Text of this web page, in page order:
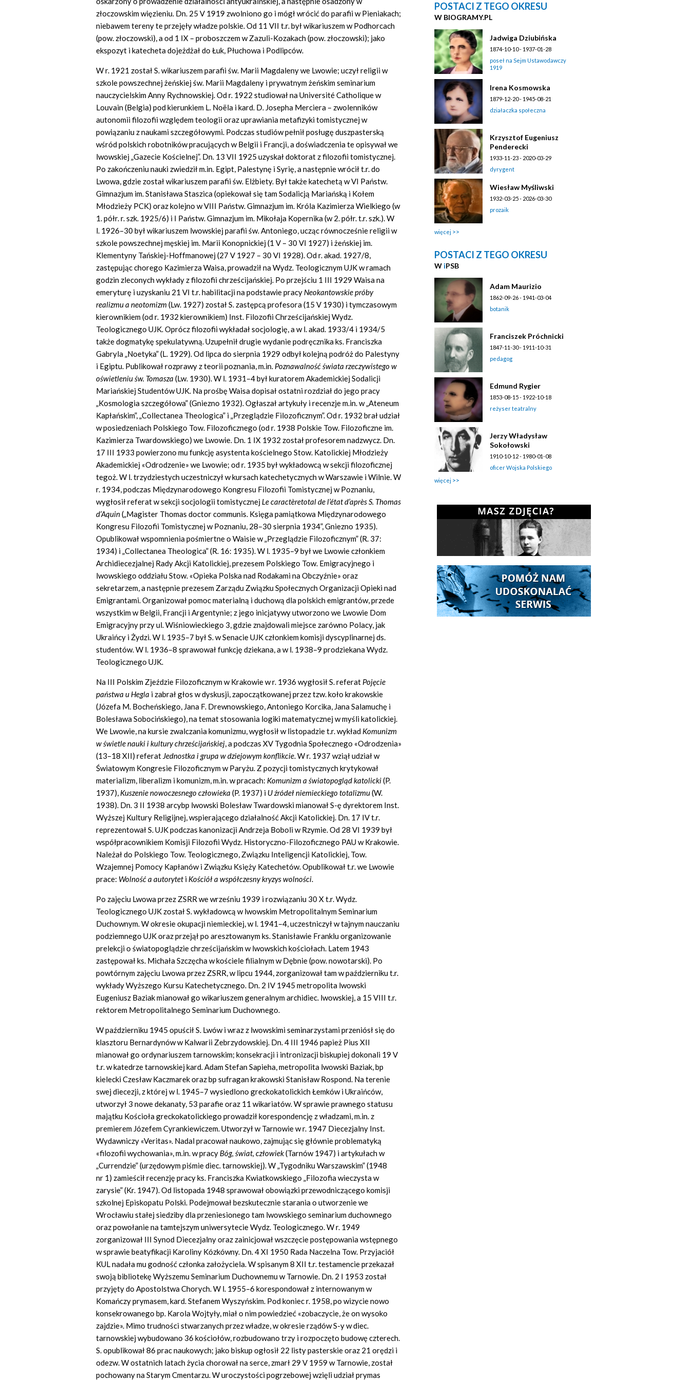
złoczowskim więzieniu. Dn. 25 V 1919 zwolniono go i mógł wrócić do parafii w Pieniakach;
niebawem tereny te przejęły władze polskie. Od 11 VII t.r. był wikariuszem w Podhorcach
(pow. złoczowski), a od 1 IX – proboszczem w Zazuli-Kozakach (pow. złoczowski); jako
ekspozyt i katecheta dojeżdżał do Łuk, Płuchowa i Podlipców.
W r. 1921 został S. wikariuszem parafii św. Marii Magdaleny we Lwowie; uczył religii w
szkole powszechnej żeńskiej św. Marii Magdaleny i prywatnym żeńskim seminarium
nauczycielskim Anny Rychnowskiej. Od r. 1922 studiował na Université Catholique w
Louvain (Belgia) pod kierunkiem L. Noëla i kard. D. Josepha Merciera – zwolenników
autonomii filozofii względem teologii oraz uprawiania metafizyki tomistycznej w
powiązaniu z naukami szczegółowymi. Podczas studiów pełnił posługę duszpasterską
wśród polskich robotników pracujących w Belgii i Francji, a doświadczenia te opisywał we
lwowskiej „Gazecie Kościelnej”. Dn. 13 VII 1925 uzyskał doktorat z filozofii tomistycznej.
Po zakończeniu nauki zwiedził m.in. Egipt, Palestynę i Syrię, a następnie wrócił t.r. do
Lwowa, gdzie został wikariuszem parafii św. Elżbiety. Był także katechetą w VI Państw.
Gimnazjum im. Stanisława Staszica (opiekował się tam Sodalicją Mariańską i Kołem
Młodzieży PCK) oraz kolejno w VIII Państw. Gimnazjum im. Króla Kazimierza Wielkiego (w
1. półr. r. szk. 1925/6) i I Państw. Gimnazjum im. Mikołaja Kopernika (w 2. półr. t.r. szk.). W
l. 1926–30 był wikariuszem lwowskiej parafii św. Antoniego, ucząc równocześnie religii w
szkole powszechnej męskiej im. Marii Konopnickiej (1 V – 30 VI 1927) i żeńskiej im.
Klementyny Tańskiej-Hoffmanowej (27 V 1927 – 30 VI 1928). Od r. akad. 1927/8,
zastępując chorego Kazimierza Waisa, prowadził na Wydz. Teologicznym UJK w ramach
godzin zleconych wykłady z filozofii chrześcijańskiej. Po przejściu 1 III 1929 Waisa na
emeryturę i uzyskaniu 21 VI t.r. habilitacji na podstawie pracy Neokantowskie próby
realizmu a neotomizm (Lw. 1927) został S. zastępcą profesora (15 V 1930) i tymczasowym
kierownikiem (od r. 1932 kierownikiem) Inst. Filozofii Chrześcijańskiej Wydz.
Teologicznego UJK. Oprócz filozofii wykładał socjologię, a w l. akad. 1933/4 i 1934/5
także dogmatykę spekulatywną. Uzupełnił drugie wydanie podręcznika ks. Franciszka
Gabryla „Noetyka” (L. 1929). Od lipca do sierpnia 1929 odbył kolejną podróż do Palestyny
i Egiptu. Publikował rozprawy z teorii poznania, m.in. Poznawalność świata rzeczywistego w
oświetleniu św. Tomasza (Lw. 1930). W l. 1931–4 był kuratorem Akademickiej Sodalicji
Mariańskiej Studentów UJK. Na prośbę Waisa dopisał ostatni rozdział do jego pracy
„Kosmologia szczegółowa” (Gniezno 1932). Ogłaszał artykuły i recenzje m.in. w „Ateneum
Kapłańskim”, „Collectanea Theologica” i „Przeglądzie Filozoficznym”. Od r. 1932 brał udział
w posiedzeniach Polskiego Tow. Filozoficznego (od r. 1938 Polskie Tow. Filozoficzne im.
Kazimierza Twardowskiego) we Lwowie. Dn. 1 IX 1932 został profesorem nadzwycz. Dn.
17 III 1933 powierzono mu funkcję asystenta kościelnego Stow. Katolickiej Młodzieży
Akademickiej «Odrodzenie» we Lwowie; od r. 1935 był wykładowcą w sekcji filozoficznej
tegoż. W l. trzydziestych uczestniczył w kursach katechetycznych w Warszawie i Wilnie. W
r. 1934, podczas Międzynarodowego Kongresu Filozofii Tomistycznej w Poznaniu,
wygłosił referat w sekcji socjologii tomistycznej Le caractèretotal de l’état d’après S. Thomas
d’Aquin(„Magister Thomas doctor communis. Księga pamiątkowa Międzynarodowego
Kongresu Filozofii Tomistycznej w Poznaniu, 28–30 sierpnia 1934”, Gniezno 1935).
Opublikował wspomnienia pośmiertne o Waisie w „Przeglądzie Filozoficznym” (R. 37:
1934) i „Collectanea Theologica” (R. 16: 1935). W l. 1935–9 był we Lwowie członkiem
Archidiecezjalnej Rady Akcji Katolickiej, prezesem Polskiego Tow. Emigracyjnego i
lwowskiego oddziału Stow. «Opieka Polska nad Rodakami na Obczyźnie» oraz
sekretarzem, a następnie prezesem Zarządu Związku Społecznych Organizacji Opieki nad
Emigrantami. Organizował pomoc materialną i duchową dla polskich emigrantów, przede
wszystkim w Belgii, Francji i Argentynie; z jego inicjatywy utworzono we Lwowie Dom
Emigracyjny przy ul. Wiśniowieckiego 3, gdzie znajdowali miejsce zarówno Polacy, jak
Ukraińcy i Żydzi. W l. 1935–7 był S. w Senacie UJK członkiem komisji dyscyplinarnej ds.
studentów. W l. 1936–8 sprawował funkcję dziekana, a w l. 1938–9 prodziekana Wydz.
Teologicznego UJK.
Na III Polskim Zjeździe Filozoficznym w Krakowie w r. 1936 wygłosił S. referat Pojęcie
państwa u Hegla i zabrał głos w dyskusji, zapoczątkowanej przez tzw. koło krakowskie
(Józefa M. Bocheńskiego, Jana F. Drewnowskiego, Antoniego Korcika, Jana Salamuchę i
Bolesława Sobocińskiego), na temat stosowania logiki matematycznej w myśli katolickiej.
We Lwowie, na kursie zwalczania komunizmu, wygłosił w listopadzie t.r. wykład Komunizm
w świetle nauki i kultury chrześcijańskiej, a podczas XV Tygodnia Społecznego «Odrodzenia»
(13–18 XII) referat Jednostka i grupa w dziejowym konflikcie. W r. 1937 wziął udział w
Światowym Kongresie Filozoficznym w Paryżu. Z pozycji tomistycznych krytykował
materializm, liberalizm i komunizm, m.in. w pracach: Komunizm a światopogląd katolicki(P.
1937), Kuszenie nowoczesnego człowieka (P. 1937) i U źródeł niemieckiego totalizmu(W.
1938). Dn. 3 II 1938 arcybp lwowski Bolesław Twardowski mianował S-ę dyrektorem Inst.
Wyższej Kultury Religijnej, wspierającego działalność Akcji Katolickiej. Dn. 17 IV t.r.
reprezentował S. UJK podczas kanonizacji Andrzeja Boboli w Rzymie. Od 28 VI 1939 był
współpracownikiem Komisji Filozofii Wydz. Historyczno-Filozoficznego PAU w Krakowie.
Należał do Polskiego Tow. Teologicznego, Związku Inteligencji Katolickiej, Tow.
Wzajemnej Pomocy Kapłanów i Związku Księży Katechetów. Opublikował t.r. we Lwowie
prace: Wolność a autoryteti Kościół a współczesny kryzys wolności.
Po zajęciu Lwowa przez ZSRR we wrześniu 1939 i rozwiązaniu 30 X t.r. Wydz.
Teologicznego UJK został S. wykładowcą w lwowskim Metropolitalnym Seminarium
Duchownym. W okresie okupacji niemieckiej, w l. 1941–4, uczestniczył w tajnym nauczaniu
podziemnego UJK oraz przejął po aresztowanym ks. Stanisławie Franklu organizowanie
prelekcji o światopoglądzie chrześcijańskim w lwowskich kościołach. Latem 1943
zastępował ks. Michała Szczęcha w kościele filialnym w Dębnie (pow. nowotarski). Po
powtórnym zajęciu Lwowa przez ZSRR, w lipcu 1944, zorganizował tam w październiku t.r.
wykłady Wyższego Kursu Katechetycznego. Dn. 2 IV 1945 metropolita lwowski
Eugeniusz Baziak mianował go wikariuszem generalnym archidiec. lwowskiej, a 15 VIII t.r.
rektorem Metropolitalnego Seminarium Duchownego.
W październiku 1945 opuścił S. Lwów i wraz z lwowskimi seminarzystami przeniósł się do
klasztoru Bernardynów w Kalwarii Zebrzydowskiej. Dn. 4 III 1946 papież Pius XII
mianował go ordynariuszem tarnowskim; konsekracji i intronizacji biskupiej dokonali 19 V
t.r. w katedrze tarnowskiej kard. Adam Stefan Sapieha, metropolita lwowski Baziak, bp
kielecki Czesław Kaczmarek oraz bp sufragan krakowski Stanisław Rospond. Na terenie
swej diecezji, z której w l. 1945–7 wysiedlono greckokatolickich Łemków i Ukraińców,
utworzył 3 nowe dekanaty, 53 parafie oraz 11 wikariatów. W sprawie prawnego statusu
majątku Kościoła greckokatolickiego prowadził korespondencję z władzami, m.in. z
premierem Józefem Cyrankiewiczem. Utworzył w Tarnowie w r. 1947 Diecezjalny Inst.
Wydawniczy «Veritas». Nadal pracował naukowo, zajmując się głównie problematyką
«filozofii wychowania», m.in. w pracy Bóg, świat, człowiek(Tarnów 1947) i artykułach w
„Currendzie” (urzędowym piśmie diec. tarnowskiej). W „Tygodniku Warszawskim” (1948
nr 1) zamieścił recenzję pracy ks. Franciszka Kwiatkowskiego „Filozofia wieczysta w
zarysie” (Kr. 1947). Od listopada 1948 sprawował obowiązki przewodniczącego komisji
szkolnej Episkopatu Polski. Podejmował bezskutecznie starania o utworzenie we
Wrocławiu stałej siedziby dla przeniesionego tam lwowskiego seminarium duchownego
oraz powołanie na tamtejszym uniwersytecie Wydz. Teologicznego. W r. 1949
zorganizował III Synod Diecezjalny oraz zainicjował wszczęcie postępowania wstępnego
w sprawie beatyfikacji Karoliny Kózkówny. Dn. 4 XI 1950 Rada Naczelna Tow. Przyjaciół
KUL nadała mu godność członka założyciela. W spisanym 8 XII t.r. testamencie przekazał
swoją bibliotekę Wyższemu Seminarium Duchownemu w Tarnowie. Dn. 2 I 1953 został
przyjęty do Apostolstwa Chorych. W l. 1955–6 korespondował z internowanym w
Komańczy prymasem, kard. Stefanem Wyszyńskim. Pod koniec r. 1958, po wizycie nowo
konsekrowanego bp. Karola Wojtyły, miał o nim powiedzieć «zobaczycie, że on wysoko
zajdzie». Mimo trudności stwarzanych przez władze, w okresie rządów S-y w diec.
tarnowskiej wybudowano 36 kościołów, rozbudowano trzy i rozpoczęto budowę czterech.
S. opublikował 86 prac naukowych; jako biskup ogłosił 22 listy pasterskie oraz 21 orędzi i
odezw. W ostatnich latach życia chorował na serce, zmarł 29 V 1959 w Tarnowie, został
pochowany na Starym Cmentarzu. W uroczystości pogrzebowej wzięli udział prymas
POSTACI Z TEGO OKRESU
W BIOGRAMY.PL
Jadwiga Dziubińska
1874-10-10 - 1937-01-28
poseł na Sejm Ustawodawczy
1919
Irena Kosmowska
1879-12-20 - 1945-08-21
działaczka społeczna
Krzysztof Eugeniusz
Penderecki
1933-11-23 - 2020-03-29
dyrygent
Wiesław Myśliwski
1932-03-25 - 2026-03-30
prozaik
więcej
POSTACI Z TEGO OKRESU
W iPSB
Adam Maurizio
1862-09-26 - 1941-03-04
botanik
Franciszek Próchnicki
1847-11-30 - 1911-10-31
pedagog
Edmund Rygier
1853-08-15 - 1922-10-18
reżyser teatralny
Jerzy Władysław
Sokołowski
1910-10-12 - 1980-01-08
oficer Wojska Polskiego
więcej